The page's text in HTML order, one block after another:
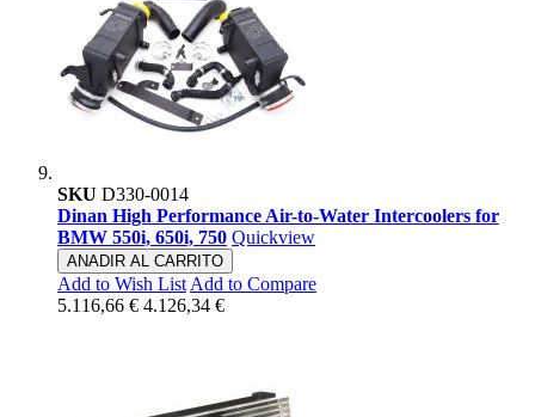
SKU D330-0014
Dinan High Performance Air-to-Water Intercoolers for
BMW 550i, 650i, 750 Quickview
ANADIR AL CARRITO
Add to Wish List Add to Compare
5.116,66 € 4.126,34 €